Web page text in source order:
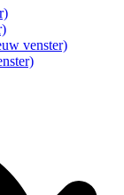
venster)